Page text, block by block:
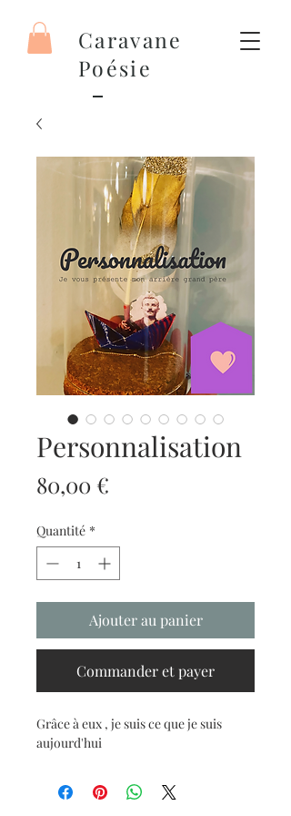
Caravane
Poésie
Personnalisation
80,00 €
Quantité *
Ajouter au panier
Commander et payer
Grâce à eux , je suis ce que je suis
aujourd'hui